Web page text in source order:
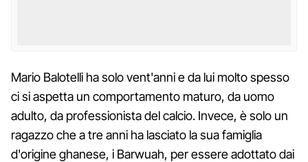
Mario Balotelli ha solo vent'anni e da lui molto spesso
ci si aspetta un comportamento maturo, da uomo
adulto, da professionista del calcio. Invece, è solo un
ragazzo che a tre anni ha lasciato la sua famiglia
d'origine ghanese, i Barwuah, per essere adottato dai